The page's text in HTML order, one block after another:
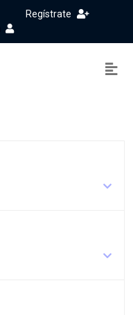
Regístrate